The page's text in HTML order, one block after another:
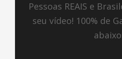
Pessoas REAIS e
seu vídeo! 100% de